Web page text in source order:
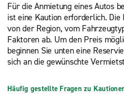
Für die Anmietung eines Autos
ist eine Kaution erforderlich. Die
von der Region, vom
Faktoren ab. Um den Preis
beginnen Sie unten eine
sich an die gewünschte
Häufig gestellte Fragen zu